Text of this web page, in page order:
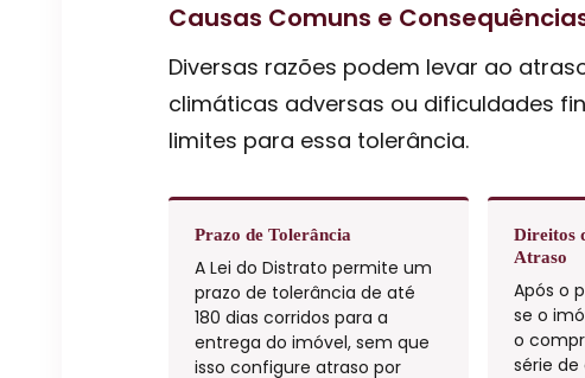
Causas Comuns e
Diversas razões podem levar ao
climáticas adversas ou dificuldades
limites para essa tolerância.
Prazo de Tolerância
A Lei do Distrato permite um
prazo de tolerância de até
180 dias corridos para a
entrega do imóvel, sem que
isso configure atraso por
Direitos
Atraso
Após o
se o
o
série de